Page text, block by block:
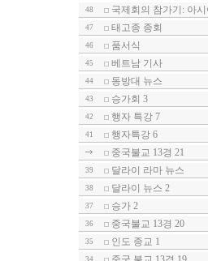
48 국제회의 참가기: 아
47 태고종 종회
46 품서식
45 베트남 기사
44 동방대 뉴스
43 승가회 3
42 행자 특강 7
41
행자특강 6
중국불교 13경 21
39 달라이 라마 뉴스
38 달라이 뉴스 2
37 승가 2
36 중국불교 13경 20
35 인도 종교 1
34